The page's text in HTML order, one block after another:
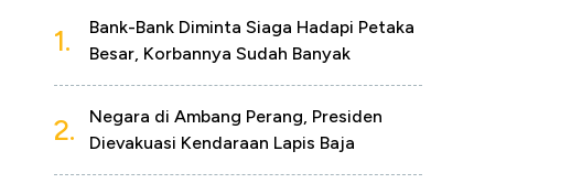
1.
Bank-Bank Diminta Siaga Hadapi Petaka
Besar, Korbannya Sudah Banyak
2.
Negara di Ambang Perang, Presiden
Dievakuasi Kendaraan Lapis Baja